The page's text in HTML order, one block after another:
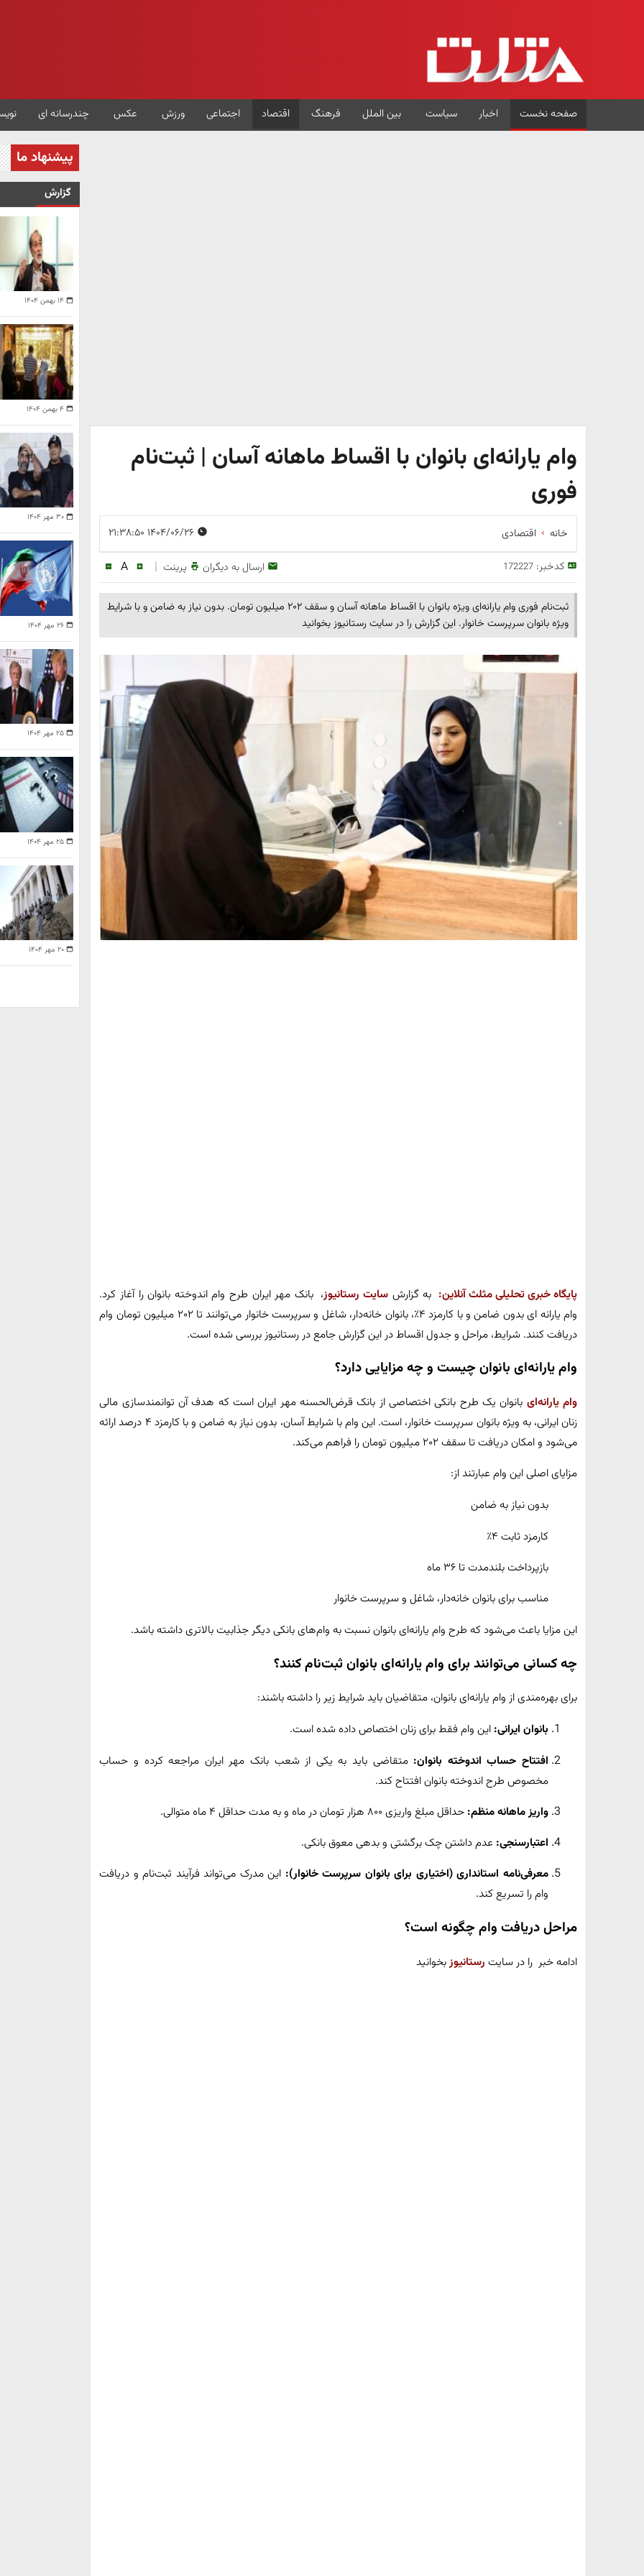
صفحه نخست اخبار سیاست بین الملل فرهنگ اقتصاد اجتماعی ورزش عکس چندرسانه ای
وام یارانه‌ای بانوان با اقساط ماهانه آسان | ثبت‌نام
فوری
خانه اقتصادی
کدخبر:172227 ارسال به دیگران پرینت |
A
ثبت‌نام فوری وام یارانه‌ای ویژه بانوان با اقساط ماهانه آسان و سقف ۲۰۲ میلیون تومان. بدون نیاز به ضامن و با شرایط
ویژه بانوان سرپرست خانوار. این گزارش را در سایت رستانیوز بخوانید
پایگاه خبری تحلیلی مثلث آنلاین: به گزارش سایت رستانیوز، بانک مهر ایران طرح وام اندوخته بانوان را آغاز کرد.
وام یارانه ای بدون ضامن و با کارمزد ۴٪، بانوان خانه‌دار، شاغل و سرپرست خانوار می‌توانند تا ۲۰۲ میلیون تومان وام
دریافت کنند. شرایط، مراحل و جدول اقساط در این گزارش جامع در رستانیوز بررسی شده است.
وام یارانه‌ای بانوان چیست و چه مزایایی دارد؟
وام یارانه‌ای بانوان یک طرح بانکی اختصاصی از بانک قرض‌الحسنه مهر ایران است که هدف آن توانمندسازی مالی
زنان ایرانی، به ویژه بانوان سرپرست خانوار، است. این وام با شرایط آسان، بدون نیاز به ضامن و با کارمزد ۴ درصد ارائه
می‌شود و امکان دریافت تا سقف ۲۰۲ میلیون تومان را فراهم می‌کند.
مزایای اصلی این وام عبارتند از:
بدون نیاز به ضامن
کارمزد ثابت ۴٪
بازپرداخت بلندمدت تا ۳۶ ماه
مناسب برای بانوان خانه‌دار، شاغل و سرپرست خانوار
این مزایا باعث می‌شود که طرح وام یارانه‌ای بانوان نسبت به وام‌های بانکی دیگر جذابیت بالاتری داشته باشد.
چه کسانی می‌توانند برای وام یارانه‌ای بانوان ثبت‌نام کنند؟
برای بهره‌مندی از وام یارانه‌ای بانوان، متقاضیان باید شرایط زیر را داشته باشند:
بانوان ایرانی: این وام فقط برای زنان اختصاص داده شده است.
افتتاح حساب اندوخته بانوان: متقاضی باید به یکی از شعب بانک مهر ایران مراجعه کرده و حساب
مخصوص طرح اندوخته بانوان افتتاح کند.
واریز ماهانه منظم: حداقل مبلغ واریزی ۸۰۰ هزار تومان در ماه و به مدت حداقل ۴ ماه متوالی.
اعتبارسنجی: عدم داشتن چک برگشتی و بدهی معوق بانکی.
معرفی‌نامه استانداری (اختیاری برای بانوان سرپرست خانوار): این مدرک می‌تواند فرآیند ثبت‌نام و دریافت
وام را تسریع کند.
مراحل دریافت وام چگونه است؟
ادامه خبر را در سایت رستانیوز بخوانید
پیشنهاد ما
گزارش
۱۴ بهمن ۱۴۰۴
۴ بهمن ۱۴۰۴
۳۰ مهر ۱۴۰۴
۲۶ مهر ۱۴۰۴
۲۵ مهر ۱۴۰۴
۲۵ مهر ۱۴۰۴
۲۰ مهر ۱۴۰۴